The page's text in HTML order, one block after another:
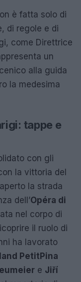
è fatta solo di
di regole e di
come Direttrice
un
alla guida
la medesima
tappe e
con gli
la vittoria del
la strada
dell’Opéra di
nel corpo di
il ruolo di
ha lavorato
Petit Pina
e Jiří